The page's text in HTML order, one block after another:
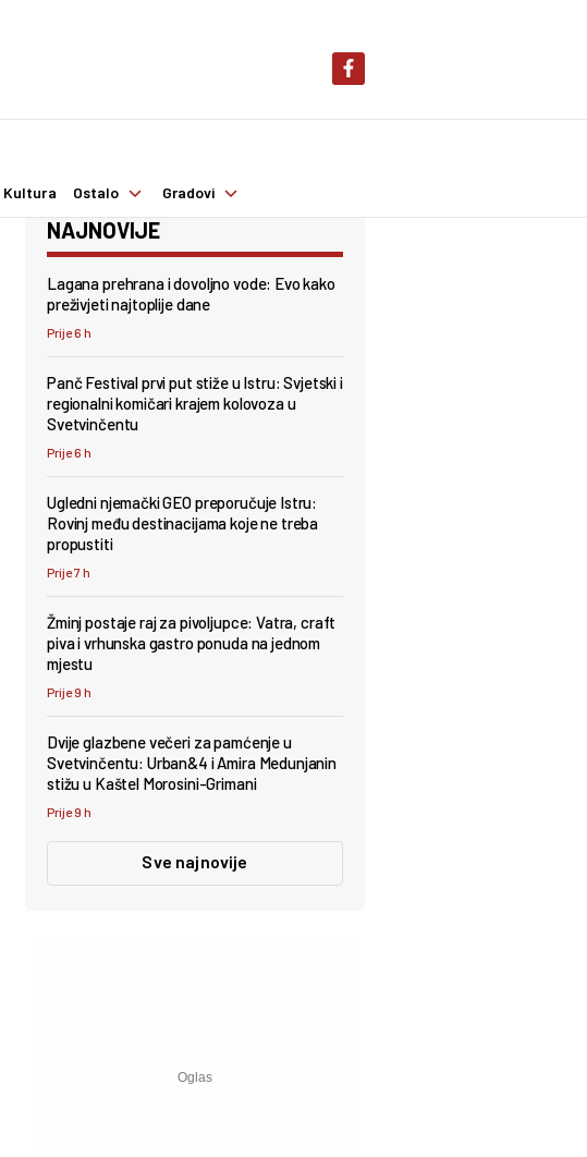
Kultura Ostalo Gradovi
NAJNOVIJE
Lagana prehrana i dovoljno vode: Evo kako
preživjeti najtoplije dane
Prije 6 h
Panč Festival prvi put stiže u Istru: Svjetski i
regionalni komičari krajem kolovoza u
Svetvinčentu
Prije 6 h
Ugledni njemački GEO preporučuje Istru:
Rovinj među destinacijama koje ne treba
propustiti
Prije 7 h
Žminj postaje raj za pivoljupce: Vatra, craft
piva i vrhunska gastro ponuda na jednom
mjestu
Prije 9 h
Dvije glazbene večeri za pamćenje u
Svetvinčentu: Urban&4 i Amira Medunjanin
stižu u Kaštel Morosini-Grimani
Prije 9 h
Sve najnovije